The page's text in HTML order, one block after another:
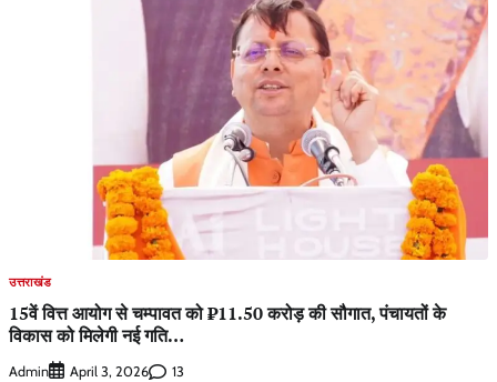
उत्तराखंड
15वें वित्त आयोग से चम्पावत को ₹11.50 करोड़ की सौगात, पंचायतों के
विकास को मिलेगी नई गति…
Admin April 3, 2026 13